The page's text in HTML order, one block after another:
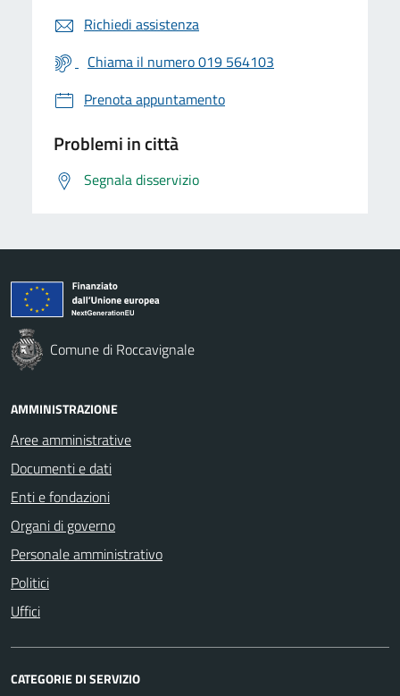
Richiedi assistenza
Chiama il numero 019 564103
Prenota appuntamento
Problemi in città
Segnala disservizio
Comune di Roccavignale
AMMINISTRAZIONE
Aree amministrative
Documenti e dati
Enti e fondazioni
Organi di governo
Personale amministrativo
Politici
Uffici
CATEGORIE DI SERVIZIO